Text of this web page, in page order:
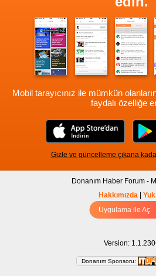
Uygulama ile Aç
Mobil tarayıcınız ile mümkün
faydalı özelliğe
Gizle ve güncelleme çıkana
Donanım Haber Forum -
Hakkımızda |
Tam sürüm için
Version:
Donanım Sponsoru: